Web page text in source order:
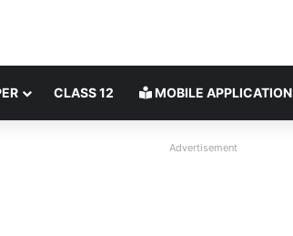
CLASS 12 MOBILE APPLICATION
Advertisement